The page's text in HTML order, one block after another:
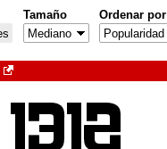
Tamaño Ordenar por